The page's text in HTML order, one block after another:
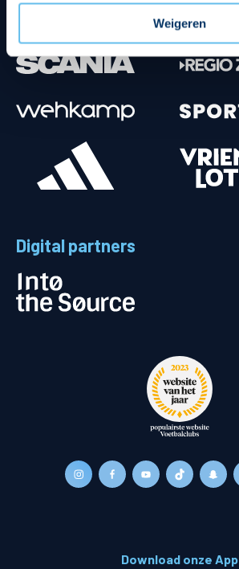
Weigeren
Digital partners
Download onze App